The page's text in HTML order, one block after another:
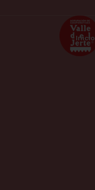
Inicio